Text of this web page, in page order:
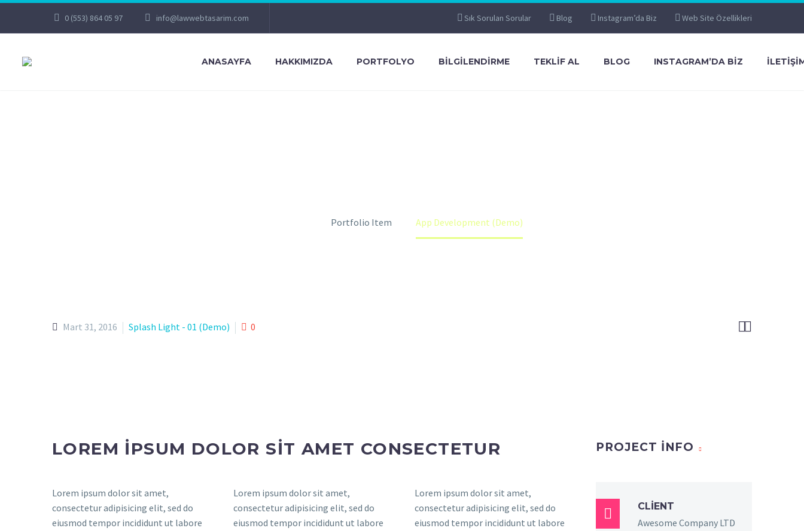
0 (553) 864 05 97 info@lawwebtasarim.com Sık Sorulan Sorular Blog Instagram’da Biz Web Site Özellikleri
ANASAYFA HAKKIMIZDA PORTFOLYO BILGILENDIRME TEKLIF AL BLOG INSTAGRAM’DA BIZ
Portfolio Item App Development (Demo)

Mart 31, 2016 Splash Light - 01 (Demo) 0
LOREM IPSUM DOLOR SIT AMET CONSECTETUR
Lorem ipsum dolor sit amet,
consectetur adipisicing elit, sed do
eiusmod tempor incididunt ut labore
Lorem ipsum dolor sit amet,
consectetur adipisicing elit, sed do
eiusmod tempor incididunt ut labore
Lorem ipsum dolor sit amet,
consectetur adipisicing elit, sed do
eiusmod tempor incididunt ut labore
PROJECT INFO
 CLIENT
Awesome Company LTD